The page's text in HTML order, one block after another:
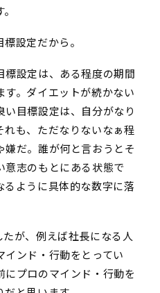
設定だから。
標設定は、ある程度の期間
。ダイエットが続かない
目標設定は、自分がなり
れも、ただなりないなぁ程
だ。誰が何と言おうとそ
意志のもとにある状態で
るように具体的な数字に落
が、例えば社長になる人
インド・行動をとってい
プロのマインド・行動を